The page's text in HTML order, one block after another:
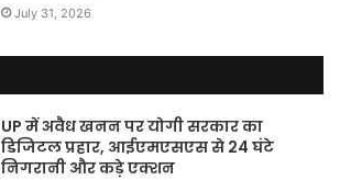
July 31, 2026
UP में अवैध खनन पर योगी सरकार का
डिजिटल प्रहार, आईएमएसएस से 24 घंटे
निगरानी और कड़े एक्शन